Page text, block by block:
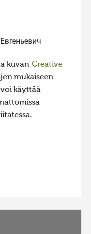
kuvan Creative
mukaiseen
käyttää